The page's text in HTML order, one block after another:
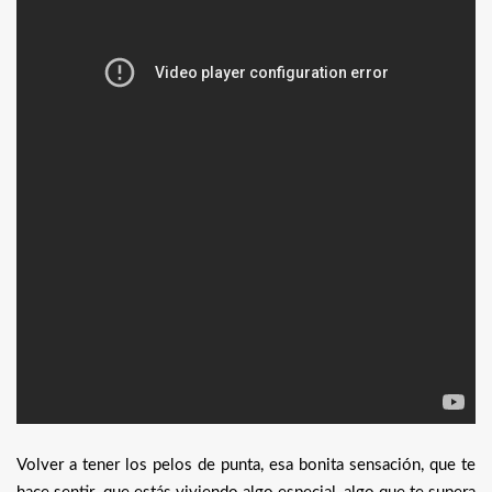
Volver a tener los pelos de punta, esa bonita sensación, que te